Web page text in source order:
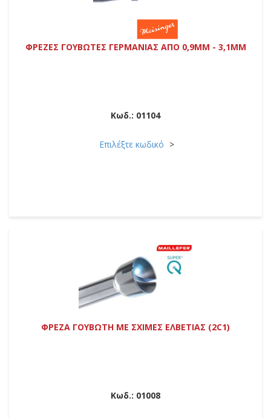
ΦΡΕΖΕΣ ΓΟΥΒΩΤΕΣ ΓΕΡΜΑΝΙΑΣ ΑΠΟ 0,9MM - 3,1MM
Κωδ.: 01104
Επιλέξτε κωδικό
ΦΡΕΖΑ ΓΟΥΒΩΤΗ ΜΕ ΣΧΙΜΕΣ ΕΛΒΕΤΙΑΣ (2C1)
Κωδ.: 01008